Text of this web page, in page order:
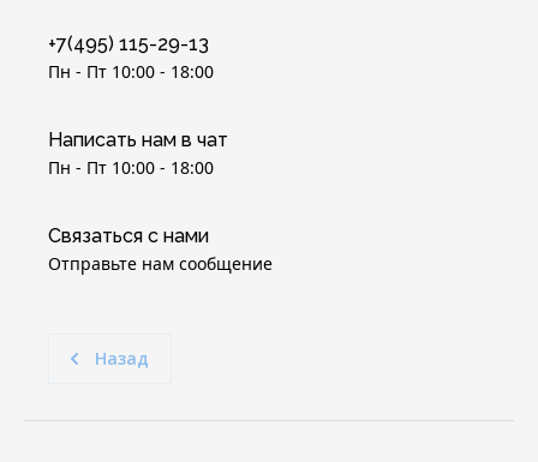
+7(495) 115-29-13
Пн - Пт 10:00 - 18:00
Написать нам в чат
Пн - Пт 10:00 - 18:00
Связаться с нами
Отправьте нам сообщение
Назад